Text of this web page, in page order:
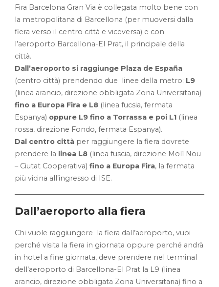
Fira Barcelona Gran Via è collegata molto bene con
la metropolitana di Barcellona (per muoversi dalla
fiera verso il centro città e viceversa) e con
l’aeroporto Barcellona-El Prat, il principale della
città.
Dall’aeroporto si raggiunge Plaza de España
(centro città) prendendo due linee della metro: L9
(linea arancio, direzione obbligata Zona Universitaria)
fino a Europa Fira e L8 (linea fucsia, fermata
Espanya) oppure L9 fino a Torrassa e poi L1 (linea
rossa, direzione Fondo, fermata Espanya).
Dal centro città per raggiungere la fiera dovrete
prendere la linea L8 (linea fuscia, direzione Molì Nou
– Ciutat Cooperativa) fino a Europa Fira, la fermata
più vicina all’ingresso di ISE.
Dall’aeroporto alla fiera
Chi vuole raggiungere la fiera dall’aeroporto, vuoi
perché visita la fiera in giornata oppure perché andrà
in hotel a fine giornata, deve prendere nel terminal
dell’aeroporto di Barcellona-El Prat la L9 (linea
arancio, direzione obbligata Zona Universitaria) fino a